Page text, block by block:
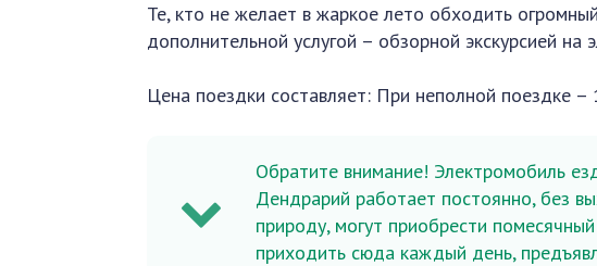
Те, кто не желает в жаркое лето обходить
дополнительной услугой – обзорной экскурсией на
Цена поездки составляет: При неполной поездке
Обратите внимание! Электромобиль
Дендрарий работает постоянно, без
природу, могут приобрести
приходить сюда каждый день,